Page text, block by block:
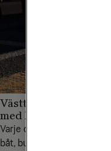
Västtrafik skapar
med IoT
Varje dag reser en halv
båt, buss eller el-buss